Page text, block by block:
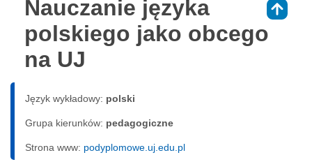
Nauczanie języka
polskiego jako obcego
na UJ
Język wykładowy: polski
Grupa kierunków: pedagogiczne
Strona www: podyplomowe.uj.edu.pl